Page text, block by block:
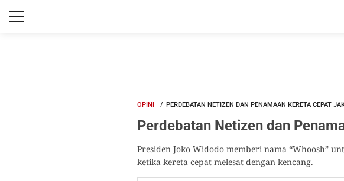
OPINI PERDEBATAN NETIZEN DAN PENAMAAN KERETA CEPAT
Perdebatan Netizen dan
Presiden Joko Widodo memberi nama “Whoosh”
ketika kereta cepat melesat dengan kencang.